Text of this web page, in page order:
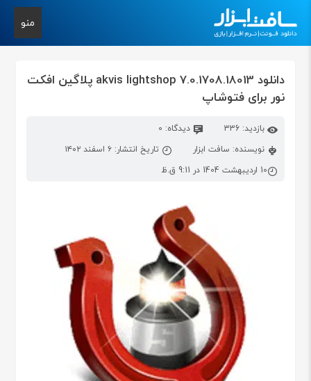
منو
دانلود akvis lightshop 7.0.1708.18013 پلاگین افکت
نور برای فتوشاپ
بازدید: 336
دیدگاه: 0
نویسنده: سافت ابزار
تاریخ انتشار: ۶ اسفند ۱۴۰۲
10 اردیبهشت 1404 در 9:11 ق.ظ